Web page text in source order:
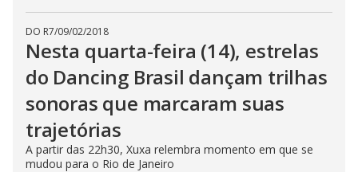
DO R7/09/02/2018
Nesta quarta-feira (14), estrelas
do Dancing Brasil dançam trilhas
sonoras que marcaram suas
trajetórias
A partir das 22h30, Xuxa relembra momento em que se
mudou para o Rio de Janeiro